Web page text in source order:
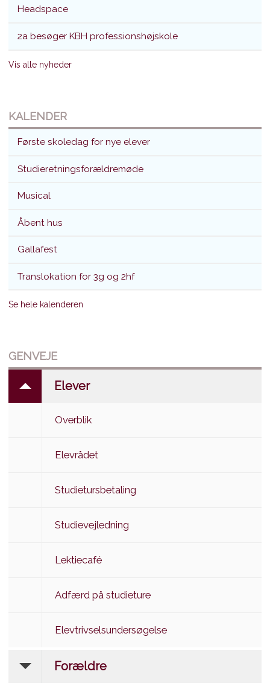
Headspace
2a besøger KBH professionshøjskole
Vis alle nyheder
KALENDER
Første skoledag for nye elever
Studieretningsforældremøde
Musical
Åbent hus
Gallafest
Translokation for 3g og 2hf
Se hele kalenderen
GENVEJE
Elever
Overblik
Elevrådet
Studietursbetaling
Studievejledning
Lektiecafé
Adfærd på studieture
Elevtrivselsundersøgelse
Forældre